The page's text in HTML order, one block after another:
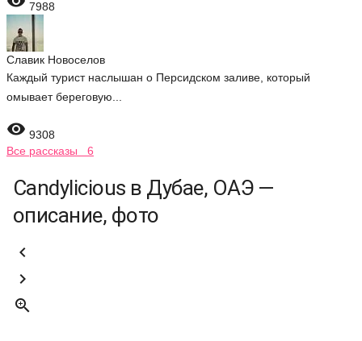
7988
Славик Новоселов
Каждый турист наслышан о Персидском заливе, который
омывает береговую...
 9308
Все рассказы 6
Candylicious в Дубае, ОАЭ —
описание, фото


